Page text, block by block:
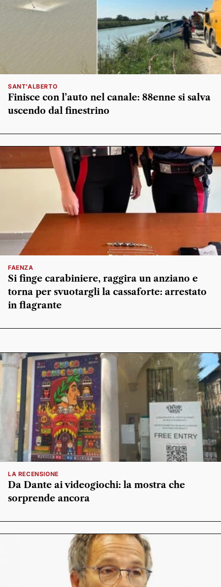
SANT'ALBERTO
Finisce con l’auto nel canale: 88enne si salva
uscendo dal finestrino
FAENZA
Si finge carabiniere, raggira un anziano e
torna per svuotargli la cassaforte: arrestato
in flagrante
LA RECENSIONE
Da Dante ai videogiochi: la mostra che
sorprende ancora